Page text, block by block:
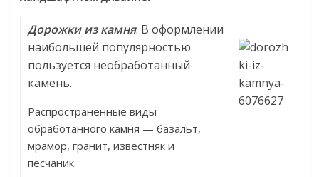
Дорожки из камня. В оформлении
наибольшей популярностью
пользуется необработанный
камень.
Распространенные виды
обработанного камня — базальт,
мрамор, гранит, известняк и
песчаник.